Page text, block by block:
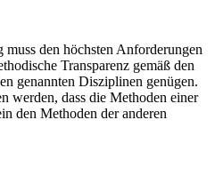
den höchsten Anforderungen
Transparenz gemäß den
genannten Disziplinen genügen.
werden, dass die Methoden einer
den Methoden der anderen